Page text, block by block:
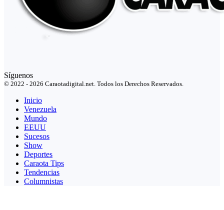
Síguenos
© 2022 - 2026 Caraotadigital.net. Todos los Derechos Reservados.
Inicio
Venezuela
Mundo
EEUU
Sucesos
Show
Deportes
Caraota Tips
Tendencias
Columnistas